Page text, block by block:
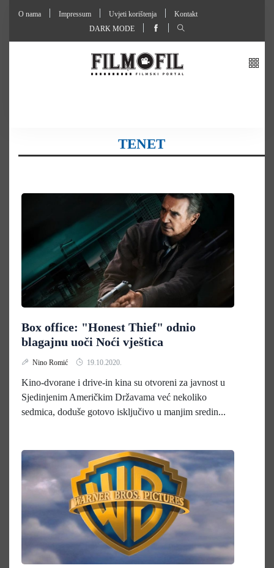
O nama Impressum Uvjeti korištenja
Kontakt
DARK MODE
TENET
Box office: "Honest Thief" odnio
blagajnu uoči Noći vještica
Nino Romić 19.10.2020.
Kino-dvorane i drive-in kina su otvoreni za javnost u
Sjedinjenim Američkim Državama već nekoliko
sedmica, doduše gotovo isključivo u manjim sredin...